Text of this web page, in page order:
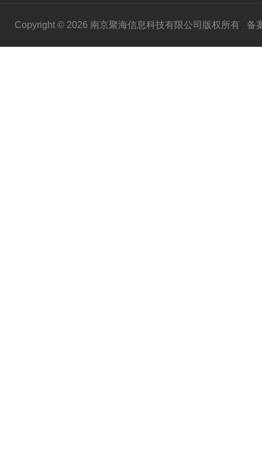
Copyright © 2026 南京聚海信息科技有限公司版权所有 备